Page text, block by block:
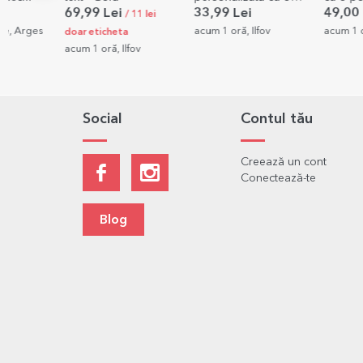
69,99 Lei/ 11 lei
doar eticheta
acum 1 oră, Ilfov
poză și text
33,99 Lei
acum 1 oră, Ilfov
QR - Melodia
49,00 Lei
acum 1 oră,
Social
Blog
Contul tău
Creează un cont
Conectează-te